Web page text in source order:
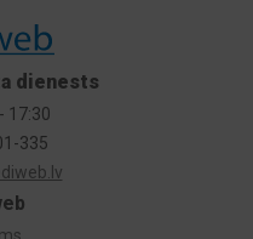
dienests
17:30
335